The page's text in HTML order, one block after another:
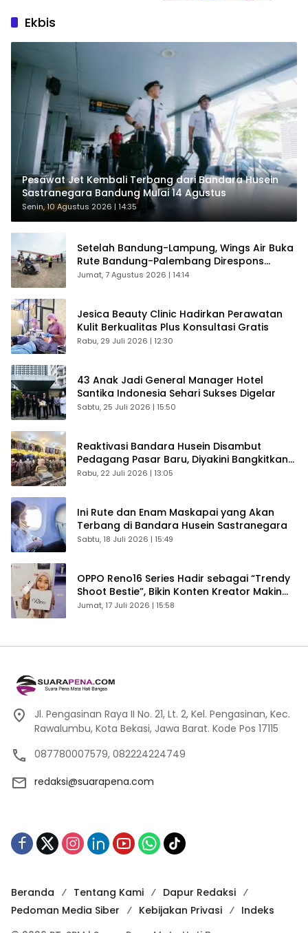
Ekbis
Pesawat Jet Kembali Terbang dari Bandara Husein
Sastranegara Bandung Mulai 14 Agustus
Senin, 10 Agustus 2026 | 14:35
Setelah Bandung-Lampung, Wings Air Buka
Rute Bandung-Palembang Direspons
Langsung Penumpang
Jumat, 7 Agustus 2026 | 14:14
Jesica Beauty Clinic Hadirkan Perawatan
Kulit Berkualitas Plus Konsultasi Gratis
Rabu, 29 Juli 2026 | 12:30
43 Anak Jadi General Manager Hotel
Santika Indonesia Sehari Sukses Digelar
Sabtu, 25 Juli 2026 | 15:50
Reaktivasi Bandara Husein Disambut
Pedagang Pasar Baru, Diyakini Bangkitkan
Kembali Ekonomi Bandung
Rabu, 22 Juli 2026 | 13:05
Ini Rute dan Enam Maskapai yang Akan
Terbang di Bandara Husein Sastranegara
Sabtu, 18 Juli 2026 | 15:49
OPPO Reno16 Series Hadir sebagai “Trendy
Shoot Bestie”, Bikin Konten Kreator Makin
Betah
Jumat, 17 Juli 2026 | 15:58
Jl. Pengasinan Raya II No. 21, Lt. 2, Kel. Pengasinan, Kec.
Rawalumbu, Kota Bekasi, Jawa Barat. Kode Pos 17115
087780007579, 082224224749
redaksi@suarapena.com
Beranda Tentang Kami
Dapur Redaksi
Pedoman Media Siber
Kebijakan Privasi
Indeks